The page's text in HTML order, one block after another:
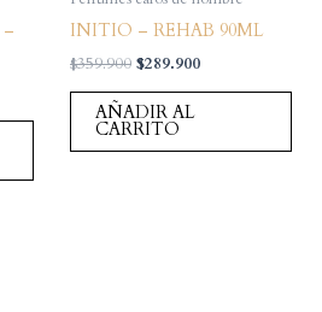
INITIO – REHAB 90ML
$359.900 El
original
era:
$289.900El
AÑADIR AL
CARRITO